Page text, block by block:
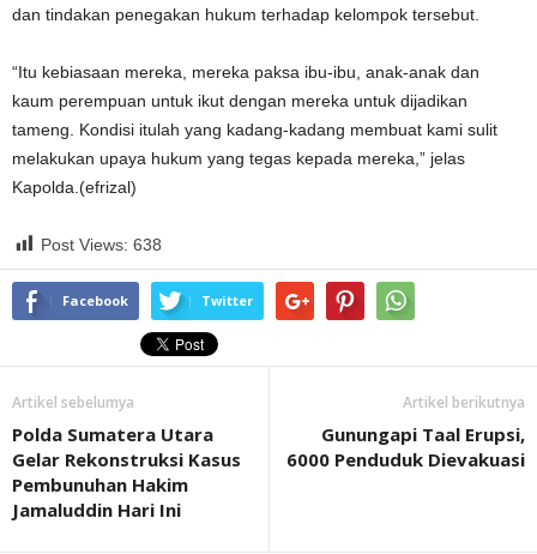
dan tindakan penegakan hukum terhadap kelompok tersebut.
“Itu kebiasaan mereka, mereka paksa ibu-ibu, anak-anak dan
kaum perempuan untuk ikut dengan mereka untuk dijadikan
tameng. Kondisi itulah yang kadang-kadang membuat kami sulit
melakukan upaya hukum yang tegas kepada mereka,” jelas
Kapolda.(efrizal)
Post Views: 638
Facebook Twitter
Artikel sebelumya
Polda Sumatera Utara
Gelar Rekonstruksi Kasus
Pembunuhan Hakim
Jamaluddin Hari Ini
Artikel berikutnya
Gunungapi Taal Erupsi,
6000 Penduduk Dievakuasi